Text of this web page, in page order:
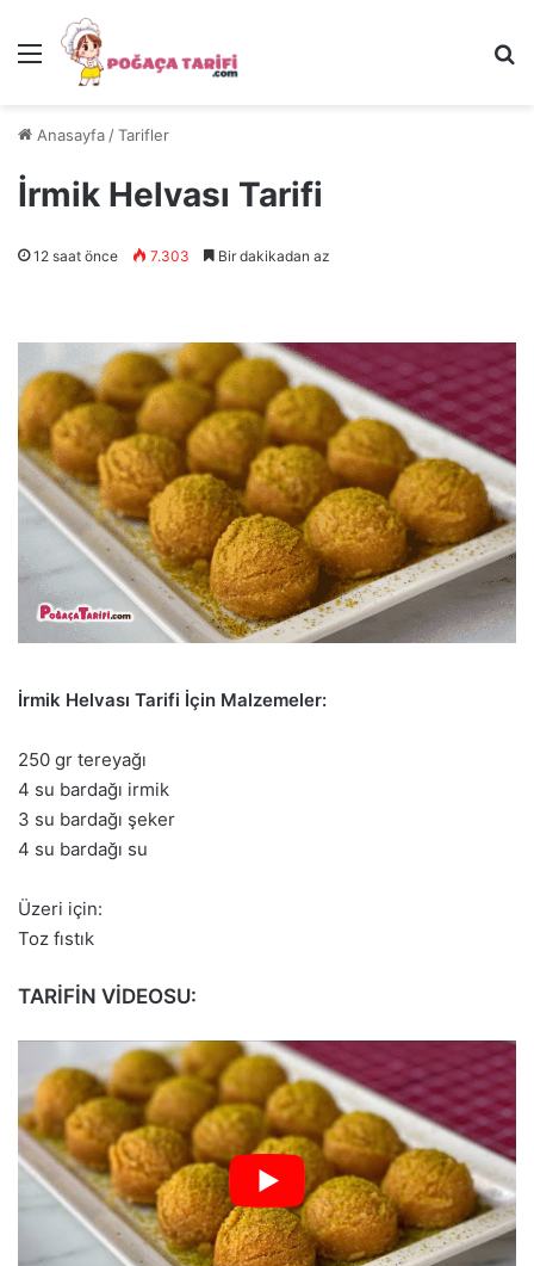
Menü
Anasayfa /Tarifler
İrmik Helvası Tarifi
12 saat önce 7.303 Bir dakikadan az
İrmik Helvası Tarifi İçin Malzemeler:
250 gr tereyağı
4 su bardağı irmik
3 su bardağı şeker
4 su bardağı su
Üzeri için:
Toz fıstık
TARİFİN VİDEOSU: